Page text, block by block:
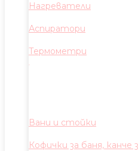
Нагреватели
Аспиратори
Термометри
Вани и стойки
Кофички за баня, канче